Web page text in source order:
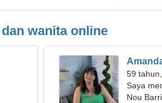
wanita online
59
Saya
Nou